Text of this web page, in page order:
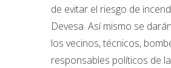
de evitar el riesgo de
Devesa. Así mismo se
los vecinos, técnicos,
responsables políticos de